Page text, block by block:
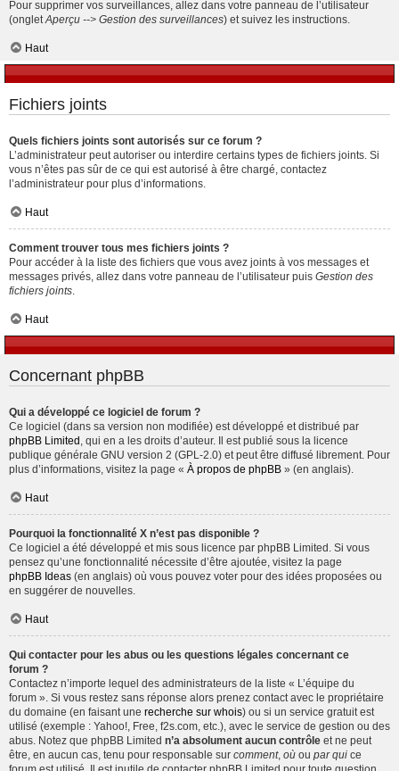
Pour supprimer vos surveillances, allez dans votre panneau de l’utilisateur
(onglet Aperçu --> Gestion des surveillances) et suivez les instructions.
Haut
Fichiers joints
Quels fichiers joints sont autorisés sur ce forum ?
L’administrateur peut autoriser ou interdire certains types de fichiers joints. Si
vous n’êtes pas sûr de ce qui est autorisé à être chargé, contactez
l’administrateur pour plus d’informations.
Haut
Comment trouver tous mes fichiers joints ?
Pour accéder à la liste des fichiers que vous avez joints à vos messages et
messages privés, allez dans votre panneau de l’utilisateur puis Gestion des
fichiers joints
Haut
Concernant phpBB
Qui a développé ce logiciel de forum ?
Ce logiciel (dans sa version non modifiée) est développé et distribué par
phpBB Limited , qui en a les droits d’auteur. Il est publié sous la licence
publique générale GNU version 2 (GPL-2.0) et peut être diffusé librement. Pour
plus d’informations, visitez la page « À propos de phpBB » (en anglais).
Haut
Pourquoi la fonctionnalité X n’est pas disponible ?
Ce logiciel a été développé et mis sous licence par phpBB Limited. Si vous
pensez qu’une fonctionnalité nécessite d’être ajoutée, visitez la page
phpBB Ideas (en anglais) où vous pouvez voter pour des idées proposées ou
en suggérer de nouvelles.
Haut
Qui contacter pour les abus ou les questions légales concernant ce
forum ?
Contactez n’importe lequel des administrateurs de la liste « L’équipe du
forum ». Si vous restez sans réponse alors prenez contact avec le propriétaire
du domaine (en faisant une recherche sur whois) ou si un service gratuit est
utilisé (exemple : Yahoo!, Free, f2s.com, etc.), avec le service de gestion ou des
abus. Notez que phpBB Limited n’a absolument aucun contrôle et ne peut
être, en aucun cas, tenu pour responsable sur comment, où ou par qui ce